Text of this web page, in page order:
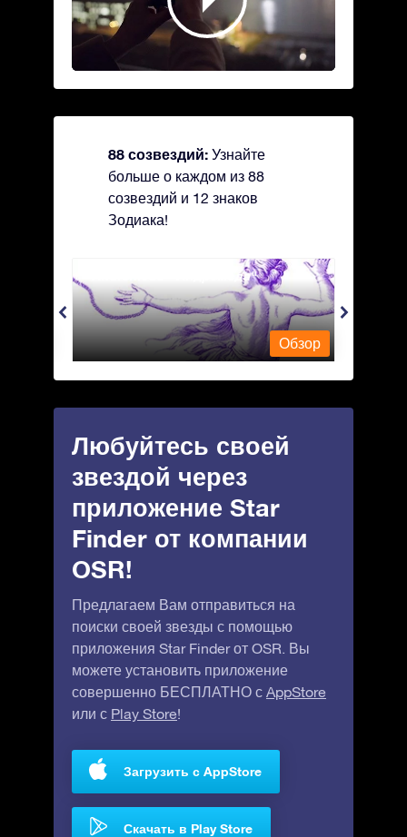
88 созвездий: Узнайте
больше о каждом из 88
созвездий и 12 знаков
Зодиака!
Andromeda - Андромеда
Обзор
Любуйтесь своей
звездой через
приложение Star
Finder от компании
OSR!
Предлагаем Вам отправиться на
поиски своей звезды с помощью
приложения Star Finder от OSR. Вы
можете установить приложение
совершенно БЕСПЛАТНО с AppStore
или с Play Store!
Загрузить с AppStore
Скачать в Play Store